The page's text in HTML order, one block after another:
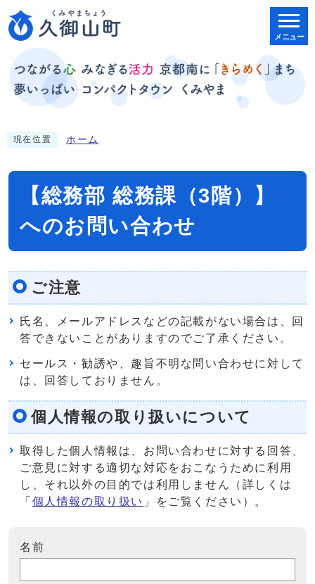
メニュー
現在位置 ホーム
【総務部 総務課（3階）】
へのお問い合わせ
ご注意
氏名、メールアドレスなどの記載がない場合は、回
答できないことがありますのでご了承ください。
セールス・勧誘や、趣旨不明な問い合わせに対して
は、回答しておりません。
個人情報の取り扱いについて
取得した個人情報は、お問い合わせに対する回答、
ご意見に対する適切な対応をおこなうために利用
し、それ以外の目的では利用しません（詳しくは
「 個人情報の取り扱い 」をご覧ください）。
名前